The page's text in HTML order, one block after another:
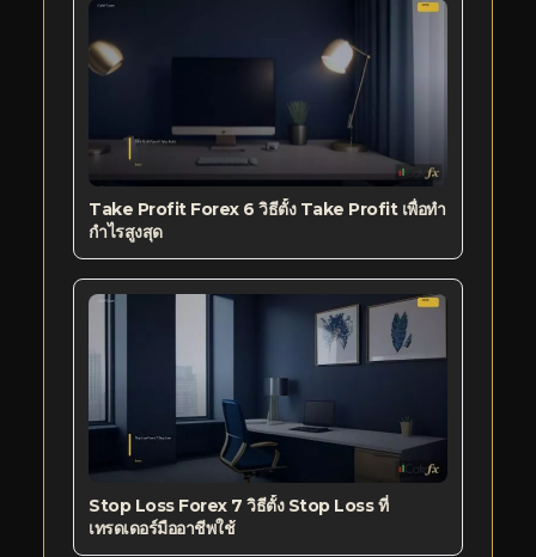
Take Profit Forex 6 วิธีตั้ง Take Profit เพื่อทำ
กำไรสูงสุด
Stop Loss Forex 7 วิธีตั้ง Stop Loss ที่
เทรดเดอร์มืออาชีพใช้